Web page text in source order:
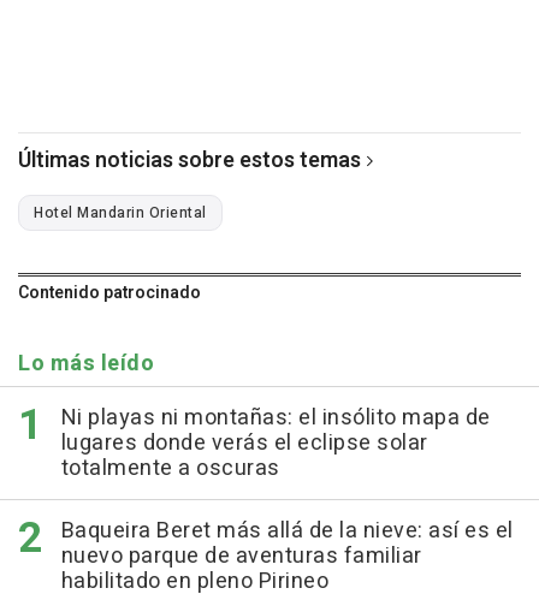
Últimas noticias sobre estos temas
Hotel Mandarin Oriental
Contenido patrocinado
Lo más leído
Ni playas ni montañas: el insólito mapa de
lugares donde verás el eclipse solar
totalmente a oscuras
Baqueira Beret más allá de la nieve: así es el
nuevo parque de aventuras familiar
habilitado en pleno Pirineo